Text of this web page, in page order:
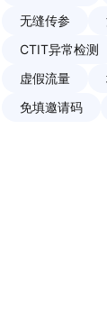
无缝传参
CTIT异常检测
虚假流量
免填邀请码